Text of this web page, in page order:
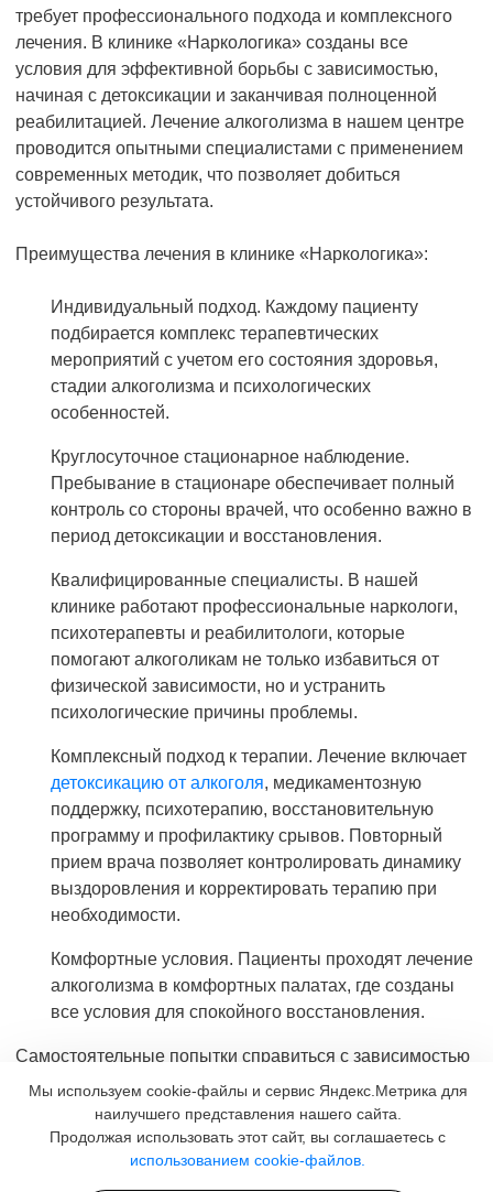
требует профессионального подхода и комплексного
лечения. В клинике «Наркологика» созданы все
условия для эффективной борьбы с зависимостью,
начиная с детоксикации и заканчивая полноценной
реабилитацией. Лечение алкоголизма в нашем центре
проводится опытными специалистами с применением
современных методик, что позволяет добиться
устойчивого результата.
Преимущества лечения в клинике «Наркологика»:
Индивидуальный подход. Каждому пациенту
подбирается комплекс терапевтических
мероприятий с учетом его состояния здоровья,
стадии алкоголизма и психологических
особенностей.
Круглосуточное стационарное наблюдение.
Пребывание в стационаре обеспечивает полный
контроль со стороны врачей, что особенно важно в
период детоксикации и восстановления.
Квалифицированные специалисты. В нашей
клинике работают профессиональные наркологи,
психотерапевты и реабилитологи, которые
помогают алкоголикам не только избавиться от
физической зависимости, но и устранить
психологические причины проблемы.
Комплексный подход к терапии. Лечение включает
детоксикацию от алкоголя, медикаментозную
поддержку, психотерапию, восстановительную
программу и профилактику срывов. Повторный
прием врача позволяет контролировать динамику
выздоровления и корректировать терапию при
необходимости.
Комфортные условия. Пациенты проходят лечение
алкоголизма в комфортных палатах, где созданы
все условия для спокойного восстановления.
Самостоятельные попытки справиться с зависимостью
редко приводят к успеху. Лечение в стационаре
повышает шансы на полное выздоровление, так как
человек находится под постоянным наблюдением
специалистов. Клиника «Наркологика» помогает людям,
страдающим алкоголизмом, вернуться к трезвой и
Мы используем cookie-файлы и сервис Яндекс.Метрика для
наилучшего представления нашего сайта.
Продолжая использовать этот сайт, вы соглашаетесь с
использованием cookie-файлов.